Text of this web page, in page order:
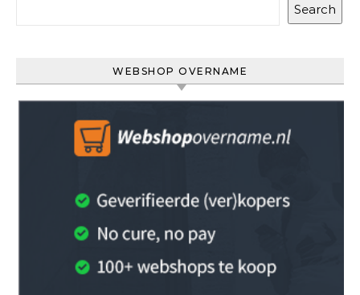
Search
WEBSHOP OVERNAME